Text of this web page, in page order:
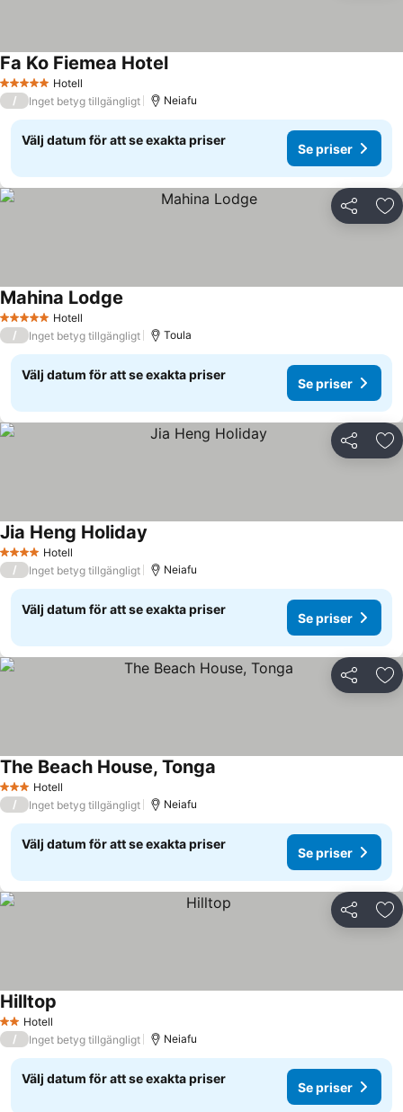
5 Stjärnor Hotell
Fa Ko Fiemea Hotel
/ Inget betyg tillgängligt Neiafu
Välj datum för att se exakta priser
Se priser
Dela
5 Stjärnor Hotell
Mahina Lodge
/ Inget betyg tillgängligt Toula
Välj datum för att se exakta priser
Se priser
Dela
4 StjärnorHotell
Jia Heng Holiday
/ Inget betyg tillgängligt Neiafu
Välj datum för att se exakta priser
Se priser
Dela
3 StjärnorHotell
The Beach House, Tonga
/ Inget betyg tillgängligt Neiafu
Välj datum för att se exakta priser
Se priser
Dela
2 Stjärnor
Hotell
Hilltop
/ Inget betyg tillgängligt Neiafu
Välj datum för att se exakta priser
Se priser